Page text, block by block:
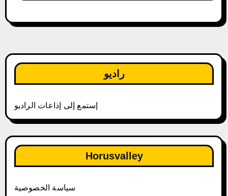
راديو
إستمع إلى إذاعات الراديو
Horusvalley
سياسة الخصوصية